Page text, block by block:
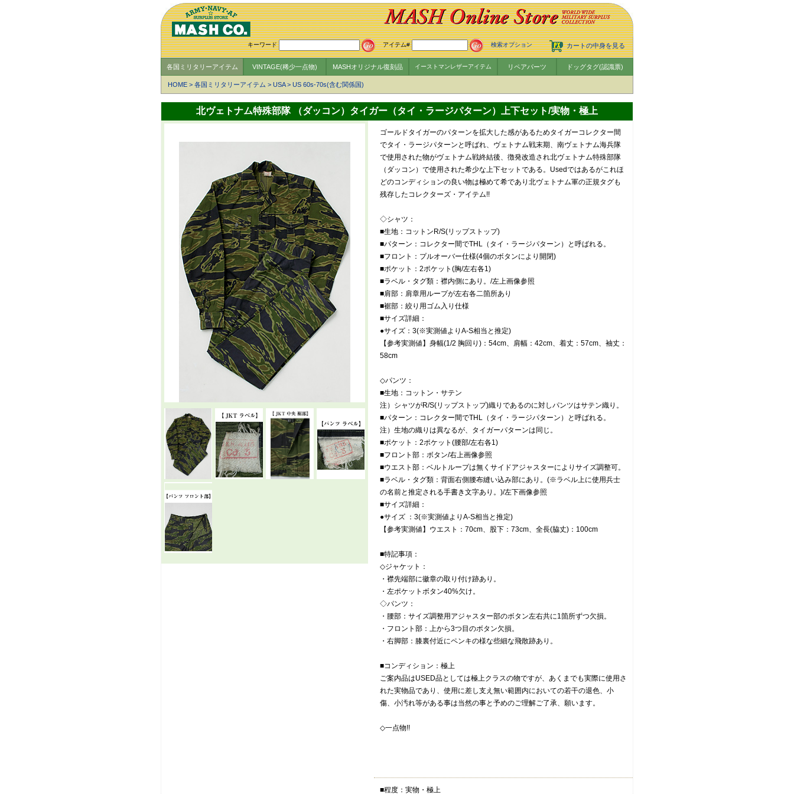
カートの中身を見る
キーワード アイテム# 検索オプション
各国ミリタリーアイテム VINTAGE(稀少一点物) MASHオリジナル復刻品 イーストマンレザーアイテム リペアパーツ ドッグタグ(認識票)
HOME > 各国ミリタリーアイテム > USA> US 60s-70s(含む関係国)
北ヴェトナム特殊部隊 （ダッコン）タイガー（タイ・ラージパターン）上下セット/実物・極上
ゴールドタイガーのパターンを拡大した感があるためタイガーコレクター間
でタイ・ラージパターンと呼ばれ、ヴェトナム戦末期、南ヴェトナム海兵隊
で使用された物がヴェトナム戦終結後、徴発改造され北ヴェトナム特殊部隊
（ダッコン）で使用された希少な上下セットである。Usedではあるがこれほ
どのコンディションの良い物は極めて希であり北ヴェトナム軍の正規タグも
残存したコレクターズ・アイテム!!
◇シャツ：
■生地：コットンR/S(リップストップ)
■パターン：コレクター間でTHL（タイ・ラージパターン）と呼ばれる。
■フロント：プルオーバー仕様(4個のボタンにより開閉)
■ポケット：2ポケット(胸/左右各1)
■ラベル・タグ類：襟内側にあり。/左上画像参照
■肩部：肩章用ループが左右各二箇所あり
■裾部：絞り用ゴム入り仕様
■サイズ詳細：
●サイズ：3(※実測値よりA-S相当と推定)
【参考実測値】身幅(1/2 胸回り)：54cm、肩幅：42cm、着丈：57cm、袖丈：
58cm
◇パンツ：
■生地：コットン・サテン
注）シャツがR/S(リップストップ)織りであるのに対しパンツはサテン織り。
■パターン：コレクター間でTHL（タイ・ラージパターン）と呼ばれる。
注）生地の織りは異なるが、タイガーパターンは同じ。
■ポケット：2ポケット(腰部/左右各1)
■フロント部：ボタン/右上画像参照
■ウエスト部：ベルトループは無くサイドアジャスターによりサイズ調整可。
■ラベル・タグ類：背面右側腰布縫い込み部にあり。(※ラベル上に使用兵士
の名前と推定される手書き文字あり。)/左下画像参照
■サイズ詳細：
●サイズ ：3(※実測値よりA-S相当と推定)
【参考実測値】ウエスト：70cm、股下：73cm、全長(脇丈)：100cm
■特記事項：
◇ジャケット：
・襟先端部に徽章の取り付け跡あり。
・左ポケットボタン40%欠け。
◇パンツ：
・腰部：サイズ調整用アジャスター部のボタン左右共に1箇所ずつ欠損。
・フロント部：上から3つ目のボタン欠損。
・右脚部：膝裏付近にペンキの様な些細な飛散跡あり。
■コンディション：極上
ご案内品はUSED品としては極上クラスの物ですが、あくまでも実際に使用さ
れた実物品であり、使用に差し支え無い範囲内においての若干の退色、小
傷、小汚れ等がある事は当然の事と予めのご理解ご了承、願います。
◇一点物!!
■程度：実物・極上